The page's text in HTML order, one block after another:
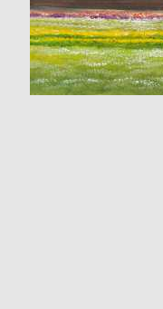
Ausbildung in der
Malern Manfred
Meißen. In der
akademischen Maler
Hinwendung zur
Freilichtmalerei.
in der Meißner
Weinböhla" 2000.